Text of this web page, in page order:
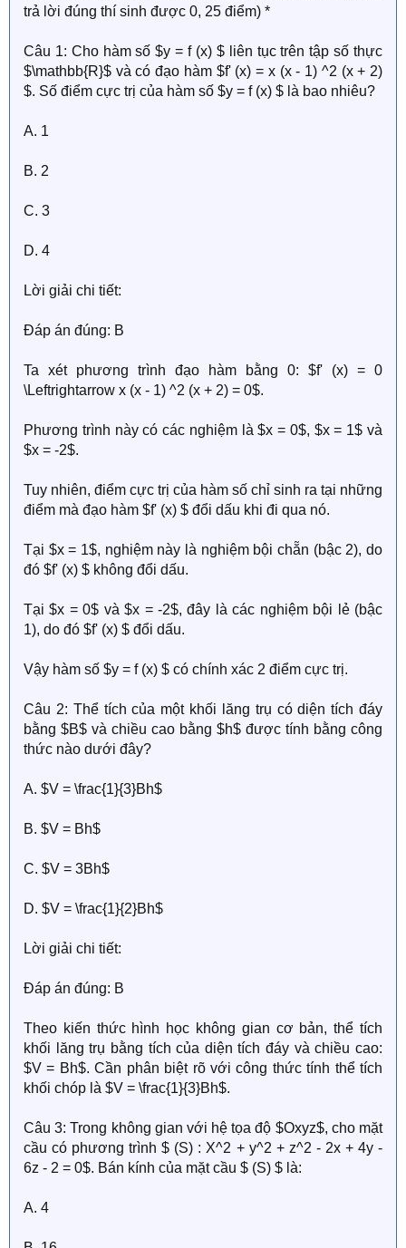
trả lời đúng thí sinh được 0, 25 điểm) *
Câu 1: Cho hàm số $y = f (x) $ liên tục trên tập số thực
$\mathbb{R}$ và có đạo hàm $f' (x) = x (x - 1) ^2 (x + 2)
$. Số điểm cực trị của hàm số $y = f (x) $ là bao nhiêu?
A. 1
B. 2
C. 3
D. 4
Lời giải chi tiết:
Đáp án đúng: B
Ta xét phương trình đạo hàm bằng 0: $f' (x) = 0
\Leftrightarrow x (x - 1) ^2 (x + 2) = 0$.
Phương trình này có các nghiệm là $x = 0$, $x = 1$ và
$x = -2$.
Tuy nhiên, điểm cực trị của hàm số chỉ sinh ra tại những
điểm mà đạo hàm $f' (x) $ đổi dấu khi đi qua nó.
Tại $x = 1$, nghiệm này là nghiệm bội chẵn (bậc 2), do
đó $f' (x) $ không đổi dấu.
Tại $x = 0$ và $x = -2$, đây là các nghiệm bội lẻ (bậc
1), do đó $f' (x) $ đổi dấu.
Vậy hàm số $y = f (x) $ có chính xác 2 điểm cực trị.
Câu 2: Thể tích của một khối lăng trụ có diện tích đáy
bằng $B$ và chiều cao bằng $h$ được tính bằng công
thức nào dưới đây?
A. $V = \frac{1}{3}Bh$
B. $V = Bh$
C. $V = 3Bh$
D. $V = \frac{1}{2}Bh$
Lời giải chi tiết:
Đáp án đúng: B
Theo kiến thức hình học không gian cơ bản, thể tích
khối lăng trụ bằng tích của diện tích đáy và chiều cao:
$V = Bh$. Cần phân biệt rõ với công thức tính thể tích
khối chóp là $V = \frac{1}{3}Bh$.
Câu 3: Trong không gian với hệ tọa độ $Oxyz$, cho mặt
cầu có phương trình $ (S) : X^2 + y^2 + z^2 - 2x + 4y -
6z - 2 = 0$. Bán kính của mặt cầu $ (S) $ là:
A. 4